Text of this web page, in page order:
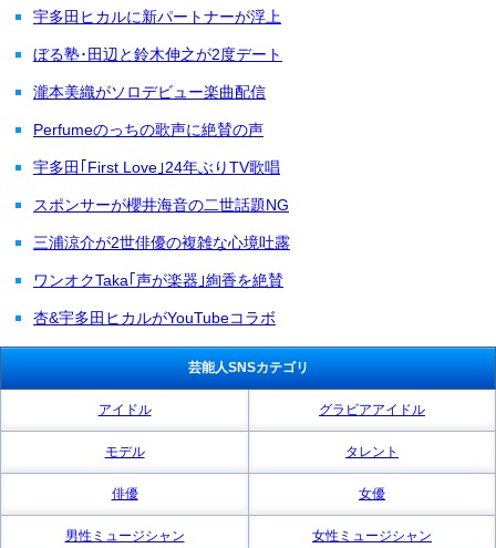
宇多田ヒカルに新パートナーが浮上
ぼる塾･田辺と鈴木伸之が2度デート
瀧本美織がソロデビュー楽曲配信
Perfumeのっちの歌声に絶賛の声
宇多田｢First Love｣24年ぶりTV歌唱
スポンサーが櫻井海音の二世話題NG
三浦涼介が2世俳優の複雑な心境吐露
ワンオクTaka｢声が楽器｣絢香を絶賛
杏&宇多田ヒカルがYouTubeコラボ
芸能人SNSカテゴリ
アイドル グラビアアイドル
モデル タレント
俳優 女優
男性ミュージシャン 女性ミュージシャン